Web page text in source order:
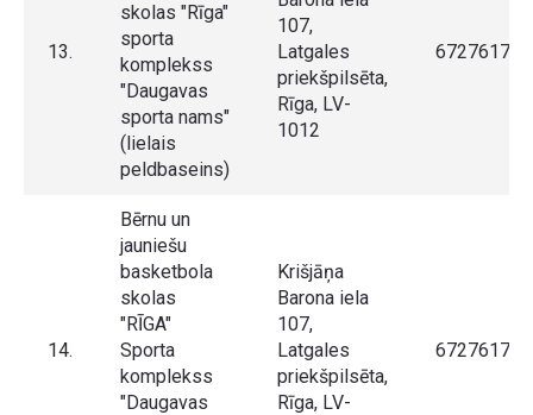
13.
skolas "Rīga"
sporta
komplekss
"Daugavas
sporta nams"
(lielais
peldbaseins)
107,
Latgales
priekšpilsēta,
Rīga, LV-
1012
67276175
14.
Bērnu un
jauniešu
basketbola
skolas
"RĪGA"
Sporta
komplekss
"Daugavas
Krišjāņa
Barona iela
107,
Latgales
priekšpilsēta,
Rīga, LV-
67276175